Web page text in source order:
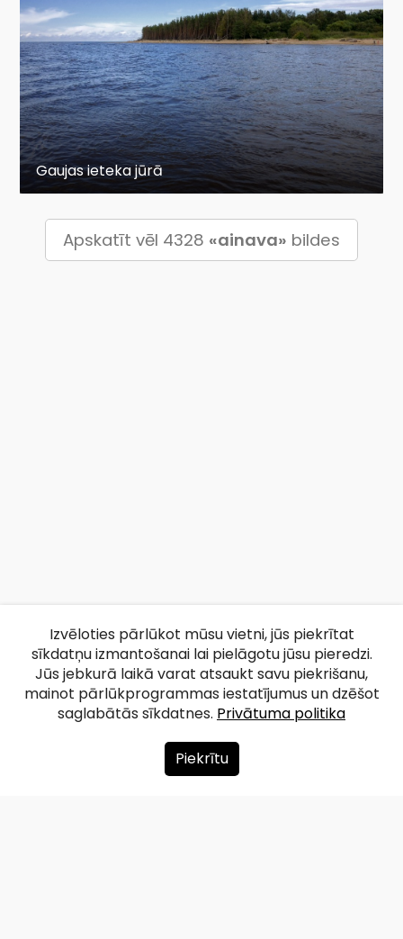
Gaujas ieteka jūrā
Apskatīt vēl 4328 «ainava» bildes
Par mums
Izvēloties pārlūkot mūsu vietni, jūs piekrītat
sīkdatņu izmantošanai lai pielāgotu jūsu pieredzi.
Jūs jebkurā laikā varat atsaukt savu piekrišanu,
mainot pārlūkprogrammas iestatījumus un dzēšot
saglabātās sīkdatnes. Privātuma politika
Piekrītu